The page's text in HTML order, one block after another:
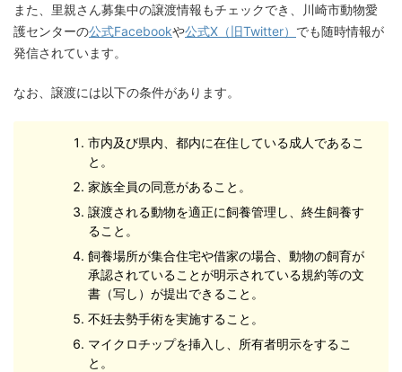
また、里親さん募集中の譲渡情報もチェックでき、川崎市動物愛
護センターの公式Facebookや公式X（旧Twitter） でも随時情報が
発信されています。
なお、譲渡には以下の条件があります。
市内及び県内、都内に在住している成人であるこ
と。
家族全員の同意があること。
譲渡される動物を適正に飼養管理し、終生飼養す
ること。
飼養場所が集合住宅や借家の場合、動物の飼育が
承認されていることが明示されている規約等の文
書（写し）が提出できること。
不妊去勢手術を実施すること。
マイクロチップを挿入し、所有者明示をするこ
と。